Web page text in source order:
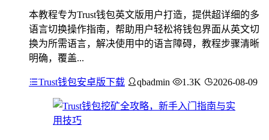
本教程专为Trust钱包英文版用户打造，提供超详细的多
语言切换操作指南，帮助用户轻松将钱包界面从英文切
换为所需语言，解决使用中的语言障碍，教程步骤清晰
明确，覆盖...
Trust钱包安卓版下载 qbadmin 1.3K 2026-08-09